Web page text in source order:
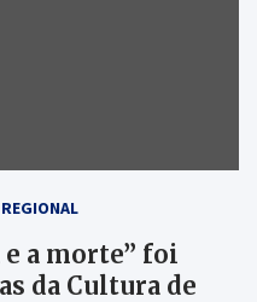
e a morte” foi
da Cultura de